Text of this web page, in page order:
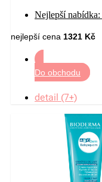
Nejlepší nabídka:
nejlepší cena 1321 Kč
Do obchodu
detail (7+)